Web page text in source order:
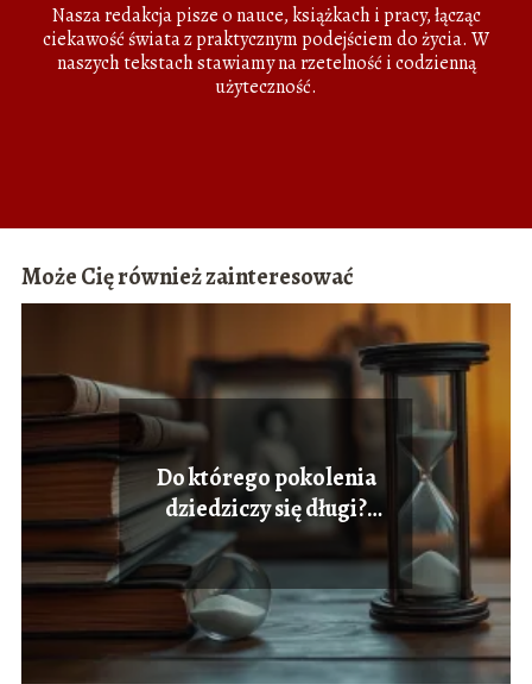
Nasza redakcja pisze o nauce, książkach i pracy, łącząc
ciekawość świata z praktycznym podejściem do życia. W
naszych tekstach stawiamy na rzetelność i codzienną
użyteczność.
Może Cię również zainteresować
Do którego pokolenia
dziedziczy się długi?
Wyjaśniamy zasady